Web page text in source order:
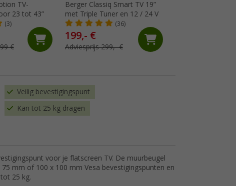
TV-
23 tot 43”
(3)
€
Berger Classiq Smart TV 19”
met Triple Tuner en 12 / 24 V
(36)
199,- €
Adviesprijs 299,- €
Veilig bevestigingspunt
Kan tot 25 kg dragen
voor je flatscreen TV. De muurbeugel
mm of 100 x 100 mm Vesa bevestigingspunten en
25 kg.